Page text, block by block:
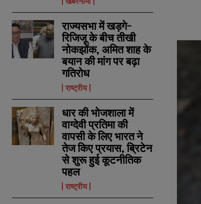
राज्यसभा में खड़गे-
रिजिजू के बीच तीखी
नोकझोंक, अमित शाह के
बयान की मांग पर बढ़ा
गतिरोध
राष्ट्रीय
धार की भोजशाला में
वाग्देवी प्रतिमा की
वापसी के लिए भारत ने
तेज किए प्रयास, ब्रिटेन
से शुरू हुई कूटनीतिक
पहल
राष्ट्रीय